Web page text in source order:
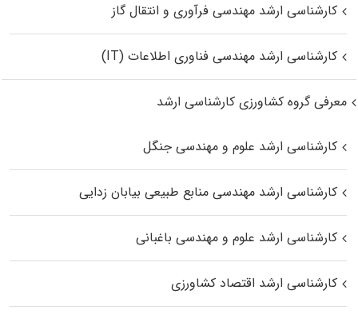
کارشناسی ارشد مهندسی فرآوری و انتقال گاز
کارشناسی ارشد مهندسی فناوری اطلاعات (IT)
معرفی گروه کشاورزی کارشناسی ارشد
کارشناسی ارشد علوم و مهندسی جنگل
کارشناسی ارشد مهندسی منابع طبیعی بیابان زدایی
کارشناسی ارشد علوم و مهندسی باغبانی
کارشناسی ارشد اقتصاد کشاورزی